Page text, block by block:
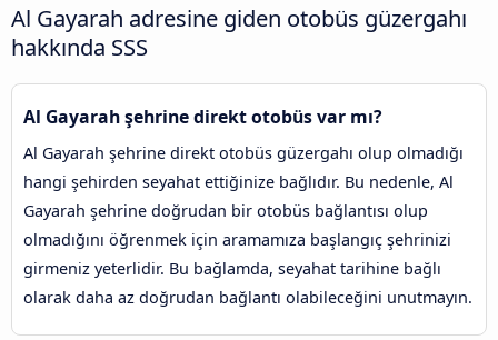
Al Gayarah adresine giden otobüs güzergahı
hakkında SSS
Al Gayarah şehrine direkt otobüs var mı?
Al Gayarah şehrine direkt otobüs güzergahı olup olmadığı
hangi şehirden seyahat ettiğinize bağlıdır. Bu nedenle, Al
Gayarah şehrine doğrudan bir otobüs bağlantısı olup
olmadığını öğrenmek için aramamıza başlangıç şehrinizi
girmeniz yeterlidir. Bu bağlamda, seyahat tarihine bağlı
olarak daha az doğrudan bağlantı olabileceğini unutmayın.